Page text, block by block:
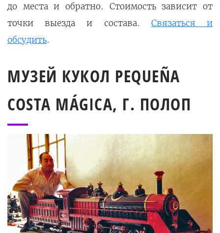
до места и обратно. Стоимость зависит от
точки выезда и состава. Связаться и
обсудить.
МУЗЕЙ КУКОЛ PEQUEÑA
COSTA MÁGICA, Г. ПОЛОП